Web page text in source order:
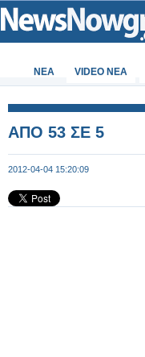
ΝΕΑ VIDEO NEA
ΑΠΟ 53 ΣΕ 5
2012-04-04 15:20:09